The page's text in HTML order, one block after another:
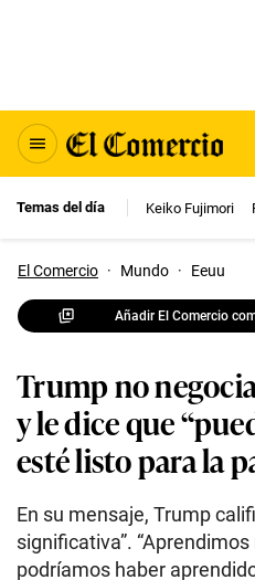
Temas del día Keiko Fujimori
El Comercio · Mundo · Eeuu
Añadir El Comercio
Trump no
y le dice que
esté listo para la
En su mensaje, Trump
significativa”.
podríamos haber